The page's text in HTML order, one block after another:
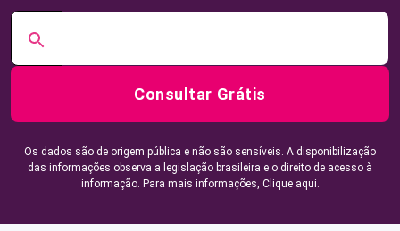
Consultar Grátis
Os dados são de origem pública e não são sensíveis. A disponibilização
das informações observa a legislação brasileira e o direito de acesso à
informação. Para mais informações, Clique aqui.